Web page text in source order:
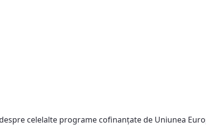
celelalte programe cofinanţate de Uniunea